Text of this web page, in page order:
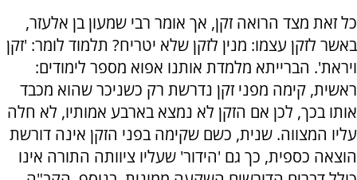
כל זאת מצד הרואה זקן, אך אומר רבי שמעון בן אלעזר,
באשר לזקן עצמו: מנין לזקן שלא יטריח? תלמוד לומר: 'זקן
ויראת'. הברייתא מלמדת אותנו אפוא מספר לימודים:
ראשית, קימה מפני זקן נדרשת רק כשניכר שהוא מכבד
אותו בכך, לכן אם הזקן לא נמצא בארבע אמותיו, לא חלה
עליו המצווה. שנית, כשם שקימה בפני הזקן אינה דורשת
הוצאה כספית, כך גם 'הידור' שעליו ציוותה התורה אינו